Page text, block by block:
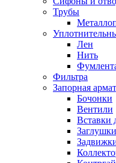
Трубы
Лен
Нить
Фильтра
Запорная
Бочонки
Вентили
Вставки
Заглушки